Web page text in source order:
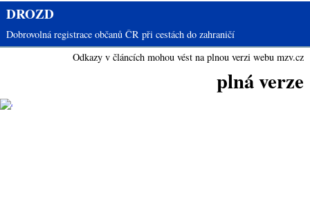
DROZD
Dobrovolná registrace občanů ČR při cestách do zahraničí
Odkazy v článcích mohou vést na plnou verzi webu mzv.cz
plná verze